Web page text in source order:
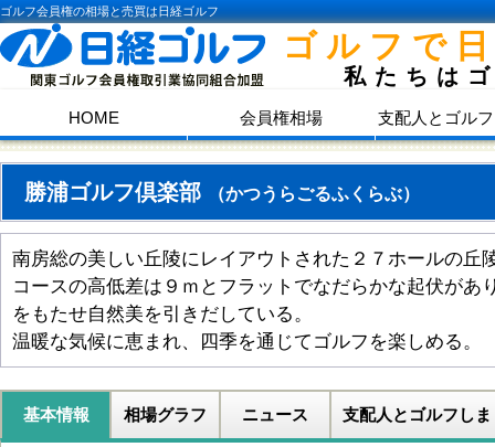
ゴルフ会員権の相場と売買は日経ゴルフ
ゴルフで
私たちは
HOME 会員権相場 支配人とゴル
勝浦ゴルフ倶楽部 （かつうらごるふくらぶ）
南房総の美しい丘陵にレイアウトされた２７ホールの丘
コースの高低差は９ｍとフラットでなだらかな起伏が
をもたせ自然美を引きだしている。
温暖な気候に恵まれ、四季を通じてゴルフを楽しめる。
基本情報 相場グラフ ニュース 支配人とゴルフしま